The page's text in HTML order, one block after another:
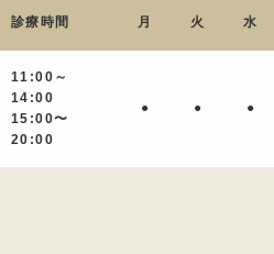
診療時間 月 火 水
11:00～
14:00
15:00〜
20:00
● ● ●